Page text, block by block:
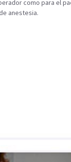
como para el
anestesia.